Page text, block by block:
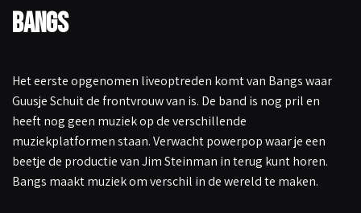
Bangs
Het eerste opgenomen liveoptreden komt van Bangs waar
Guusje Schuit de frontvrouw van is. De band is nog pril en
heeft nog geen muziek op de verschillende
muziekplatformen staan. Verwacht powerpop waar je een
beetje de productie van Jim Steinman in terug kunt horen.
Bangs maakt muziek om verschil in de wereld te maken.